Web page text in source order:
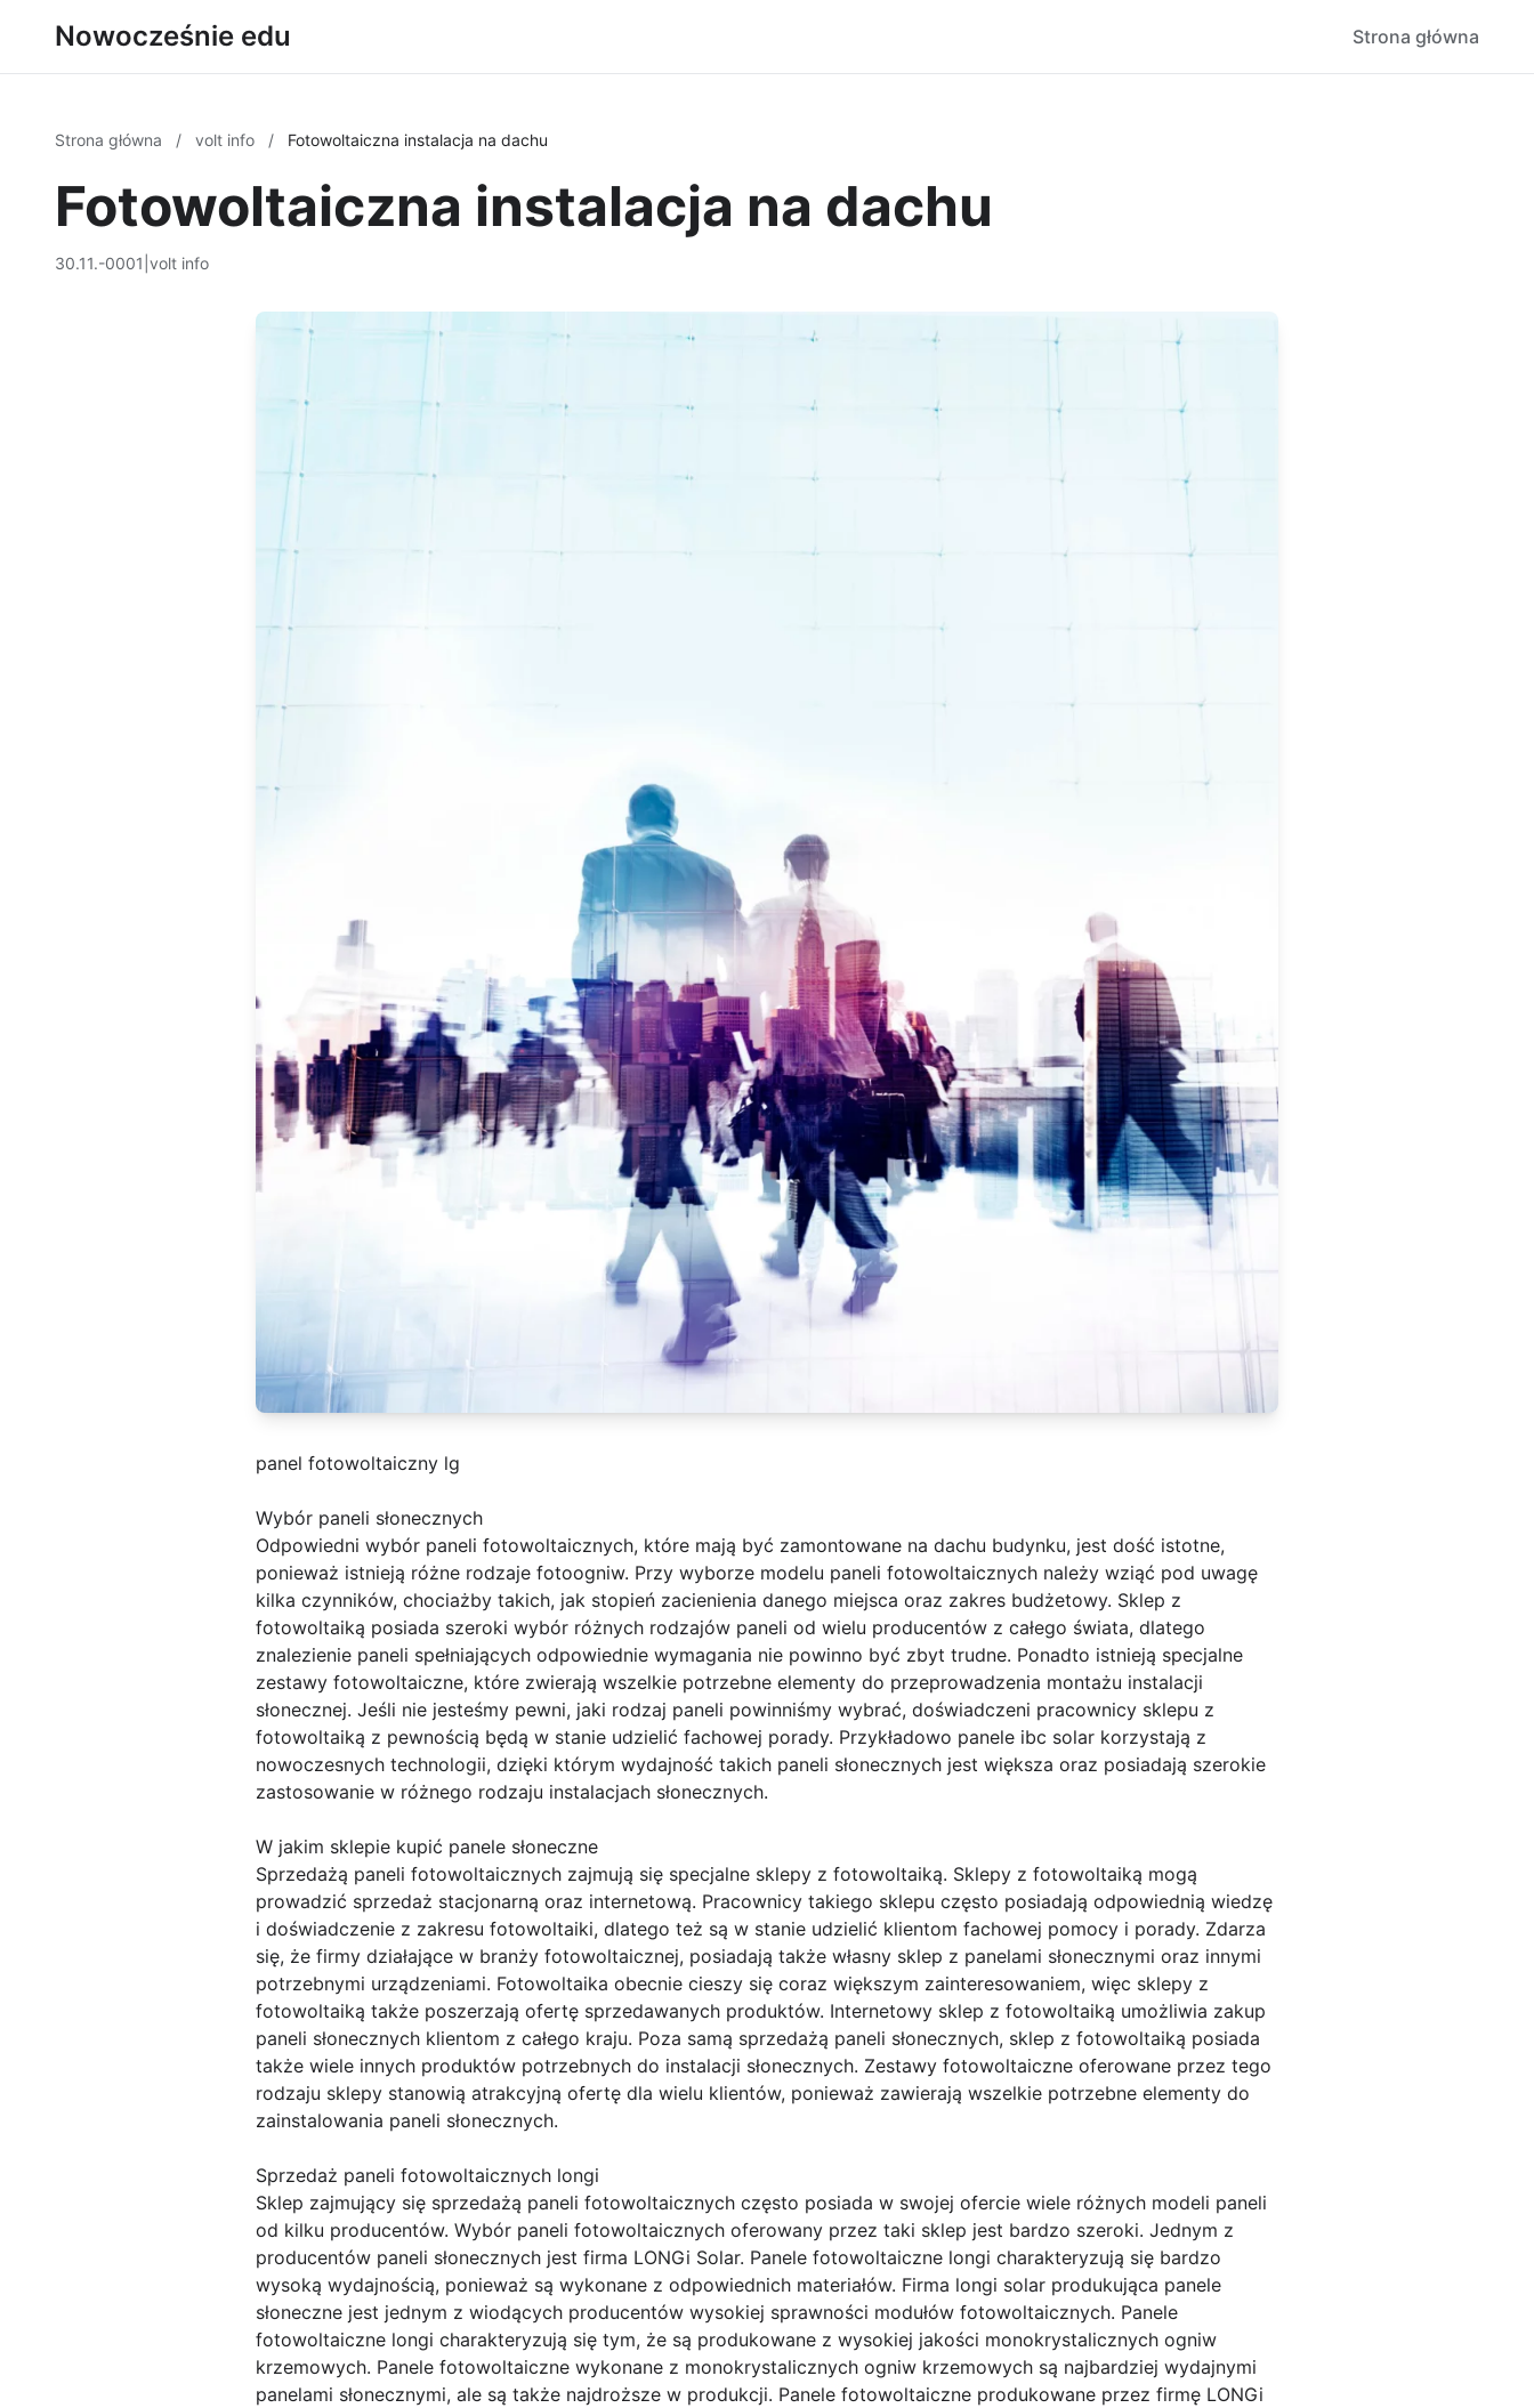
Nowocześnie edu Strona główna
Strona główna / volt info / Fotowoltaiczna instalacja na dachu
Fotowoltaiczna instalacja na dachu
30.11.-0001 volt info
panel fotowoltaiczny lg
Wybór paneli słonecznych
Odpowiedni wybór paneli fotowoltaicznych, które mają być zamontowane na dachu budynku, jest dość istotne,
ponieważ istnieją różne rodzaje fotoogniw. Przy wyborze modelu paneli fotowoltaicznych należy wziąć pod uwagę
kilka czynników, chociażby takich, jak stopień zacienienia danego miejsca oraz zakres budżetowy. Sklep z
fotowoltaiką posiada szeroki wybór różnych rodzajów paneli od wielu producentów z całego świata, dlatego
znalezienie paneli spełniających odpowiednie wymagania nie powinno być zbyt trudne. Ponadto istnieją specjalne
zestawy fotowoltaiczne, które zwierają wszelkie potrzebne elementy do przeprowadzenia montażu instalacji
słonecznej. Jeśli nie jesteśmy pewni, jaki rodzaj paneli powinniśmy wybrać, doświadczeni pracownicy sklepu z
fotowoltaiką z pewnością będą w stanie udzielić fachowej porady. Przykładowo panele ibc solar korzystają z
nowoczesnych technologii, dzięki którym wydajność takich paneli słonecznych jest większa oraz posiadają szerokie
zastosowanie w różnego rodzaju instalacjach słonecznych.
W jakim sklepie kupić panele słoneczne
Sprzedażą paneli fotowoltaicznych zajmują się specjalne sklepy z fotowoltaiką. Sklepy z fotowoltaiką mogą
prowadzić sprzedaż stacjonarną oraz internetową. Pracownicy takiego sklepu często posiadają odpowiednią wiedzę
i doświadczenie z zakresu fotowoltaiki, dlatego też są w stanie udzielić klientom fachowej pomocy i porady. Zdarza
się, że firmy działające w branży fotowoltaicznej, posiadają także własny sklep z panelami słonecznymi oraz innymi
potrzebnymi urządzeniami. Fotowoltaika obecnie cieszy się coraz większym zainteresowaniem, więc sklepy z
fotowoltaiką także poszerzają ofertę sprzedawanych produktów. Internetowy sklep z fotowoltaiką umożliwia zakup
paneli słonecznych klientom z całego kraju. Poza samą sprzedażą paneli słonecznych, sklep z fotowoltaiką posiada
także wiele innych produktów potrzebnych do instalacji słonecznych. Zestawy fotowoltaiczne oferowane przez tego
rodzaju sklepy stanowią atrakcyjną ofertę dla wielu klientów, ponieważ zawierają wszelkie potrzebne elementy do
zainstalowania paneli słonecznych.
Sprzedaż paneli fotowoltaicznych longi
Sklep zajmujący się sprzedażą paneli fotowoltaicznych często posiada w swojej ofercie wiele różnych modeli paneli
od kilku producentów. Wybór paneli fotowoltaicznych oferowany przez taki sklep jest bardzo szeroki. Jednym z
producentów paneli słonecznych jest firma LONGi Solar. Panele fotowoltaiczne longi charakteryzują się bardzo
wysoką wydajnością, ponieważ są wykonane z odpowiednich materiałów. Firma longi solar produkująca panele
słoneczne jest jednym z wiodących producentów wysokiej sprawności modułów fotowoltaicznych. Panele
fotowoltaiczne longi charakteryzują się tym, że są produkowane z wysokiej jakości monokrystalicznych ogniw
krzemowych. Panele fotowoltaiczne wykonane z monokrystalicznych ogniw krzemowych są najbardziej wydajnymi
panelami słonecznymi, ale są także najdroższe w produkcji. Panele fotowoltaiczne produkowane przez firmę LONGi